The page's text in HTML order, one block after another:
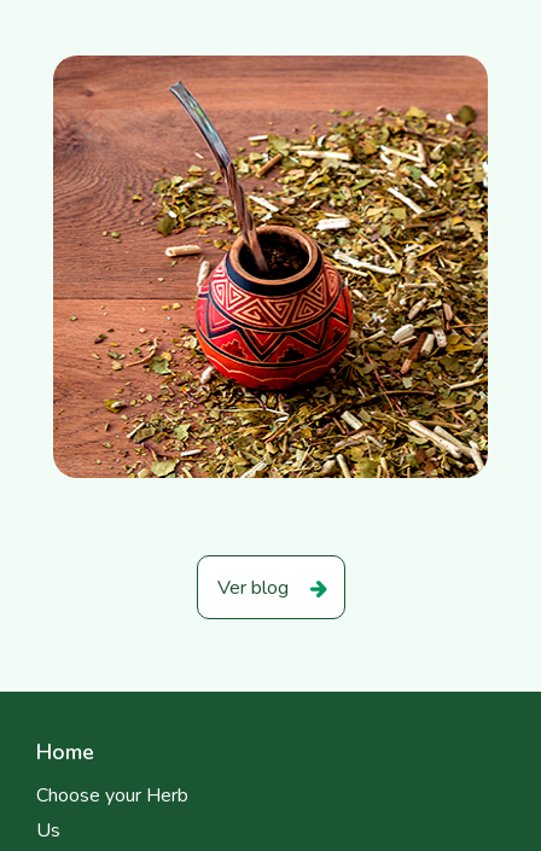
Ver blog
Home
Choose your Herb
Us